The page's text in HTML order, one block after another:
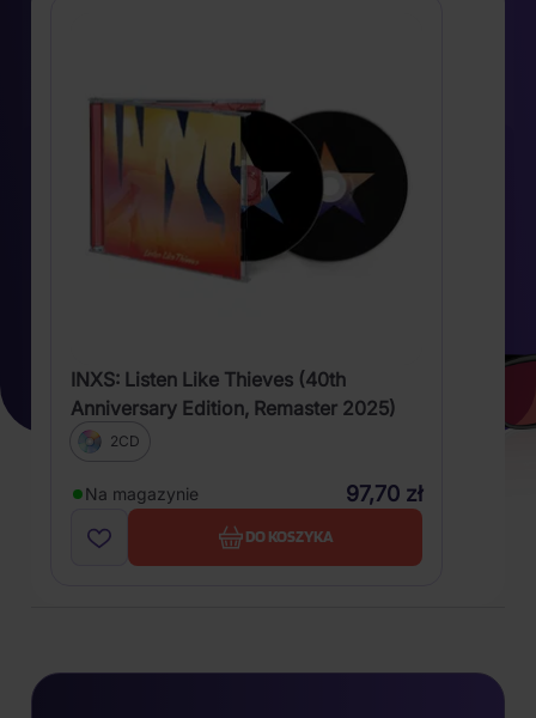
INXS: Listen Like Thieves (40th
Anniversary Edition, Remaster 2025)
2CD
Na magazynie 97,70 zł
DO KOSZYKA